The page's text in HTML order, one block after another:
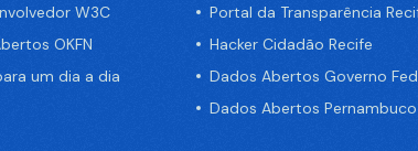
W3C
OKFN
um dia a dia
Portal da Transparência
Hacker Cidadão Recife
Dados Abertos Governo
Dados Abertos Pernambuco